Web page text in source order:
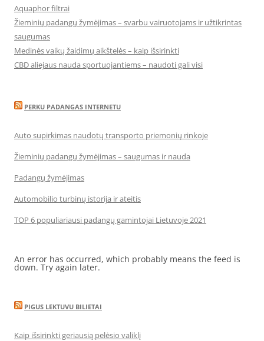
Aquaphor filtrai
Žieminių padangų žymėjimas – svarbu vairuotojams ir užtikrintas
saugumas
Medinės vaikų žaidimų aikštelės – kaip išsirinkti
CBD aliejaus nauda sportuojantiems – naudoti gali visi
PERKU PADANGAS INTERNETU
Auto supirkimas naudotų transporto priemonių rinkoje
Žieminių padangų žymėjimas – saugumas ir nauda
Padangų žymėjimas
Automobilio turbinų istorija ir ateitis
TOP 6 populiariausi padangų gamintojai Lietuvoje 2021
An error has occurred, which probably means the feed is
down. Try again later.
PIGUS LEKTUVU BILIETAI
Kaip išsirinkti geriausią pelėsio valiklį